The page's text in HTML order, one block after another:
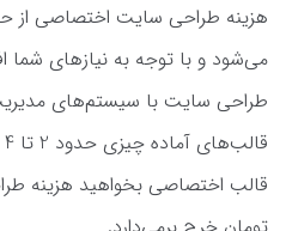
می‌شود و با توجه به نیازهای شما
طراحی سایت با سیستم‌های